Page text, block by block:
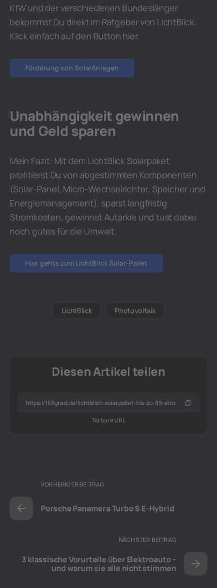
KfW und der verschiedenen Bundeslänger
bekommst Du direkt im Ratgeber von LichtBlick.
Klick einfach auf den Button hier.
Förderung von SolarAnlagen
Unabhängigkeit gewinnen
und Geld sparen
Mein Fazit: Mit dem LichtBlick Solarpaket
profitierst Du von abgestimmten Komponenten
(Solar-Panel, Micro-Wechselrichter, Speicher und
Energiemanagement), sparst langfristig
Stromkosten, gewinnst Autarkie und tust dabei
noch gutes für die Umwelt.
Hier gehts zum LichtBlick Solar-Paket
LichtBlick Photovoltaik
Diesen Artikel teilen
Teilbare URL
VORHERIGER BEITRAG
Porsche Panamera Turbo S E-Hybrid
NÄCHSTER BEITRAG
3 klassische Vorurteile über Elektroauto –
und warum sie alle nicht stimmen